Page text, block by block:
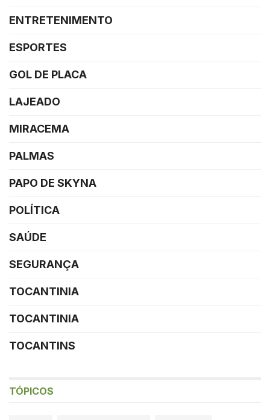
ENTRETENIMENTO
ESPORTES
GOL DE PLACA
LAJEADO
MIRACEMA
PALMAS
PAPO DE SKYNA
POLÍTICA
SAÚDE
SEGURANÇA
TOCANTINIA
TOCANTINIA
TOCANTINS
TÓPICOS